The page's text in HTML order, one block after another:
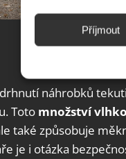
Identifikace zařízení
základě aktivně
Zajištění
odstraňování
Ukládání a
Příjmout
náhrobků
Toto množství
také způsobuje
je i otázka